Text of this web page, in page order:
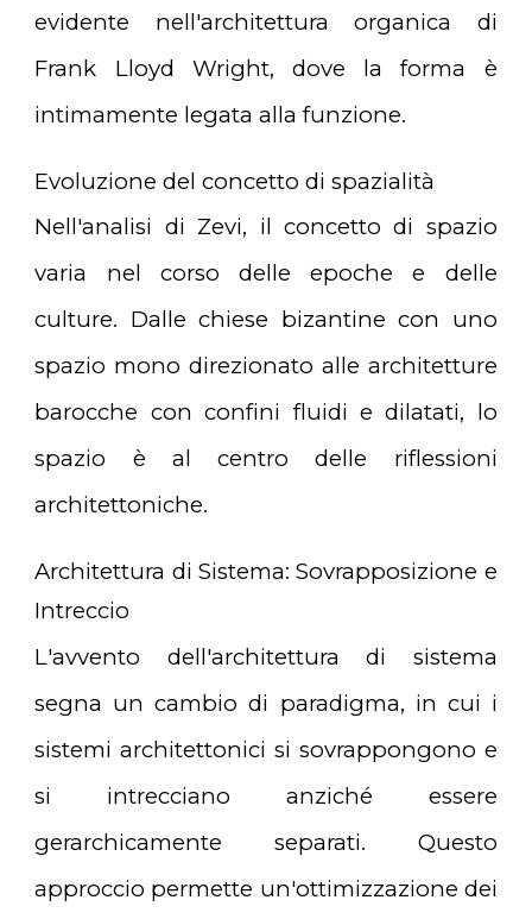
evidente nell'architettura organica di
Frank Lloyd Wright, dove la forma è
intimamente legata alla funzione.
Evoluzione del concetto di spazialità
Nell'analisi di Zevi, il concetto di spazio
varia nel corso delle epoche e delle
culture. Dalle chiese bizantine con uno
spazio mono direzionato alle architetture
barocche con confini fluidi e dilatati, lo
spazio è al centro delle riflessioni
architettoniche.
Architettura di Sistema: Sovrapposizione e
Intreccio
L'avvento dell'architettura di sistema
segna un cambio di paradigma, in cui i
sistemi architettonici si sovrappongono e
si intrecciano anziché essere
gerarchicamente separati. Questo
approccio permette un'ottimizzazione dei